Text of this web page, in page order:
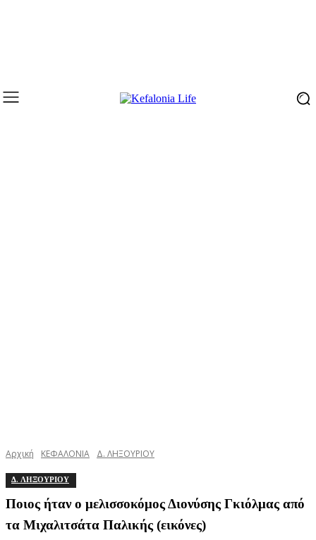
Αρχική ΚΕΦΑΛΟΝΙΑ Δ. ΛΗΞΟΥΡΙΟΥ
Δ. ΛΗΞΟΥΡΙΟΥ
Ποιος ήταν ο μελισσοκόμος Διονύσης Γκιόλμας από
τα Μιχαλιτσάτα Παλικής (εικόνες)